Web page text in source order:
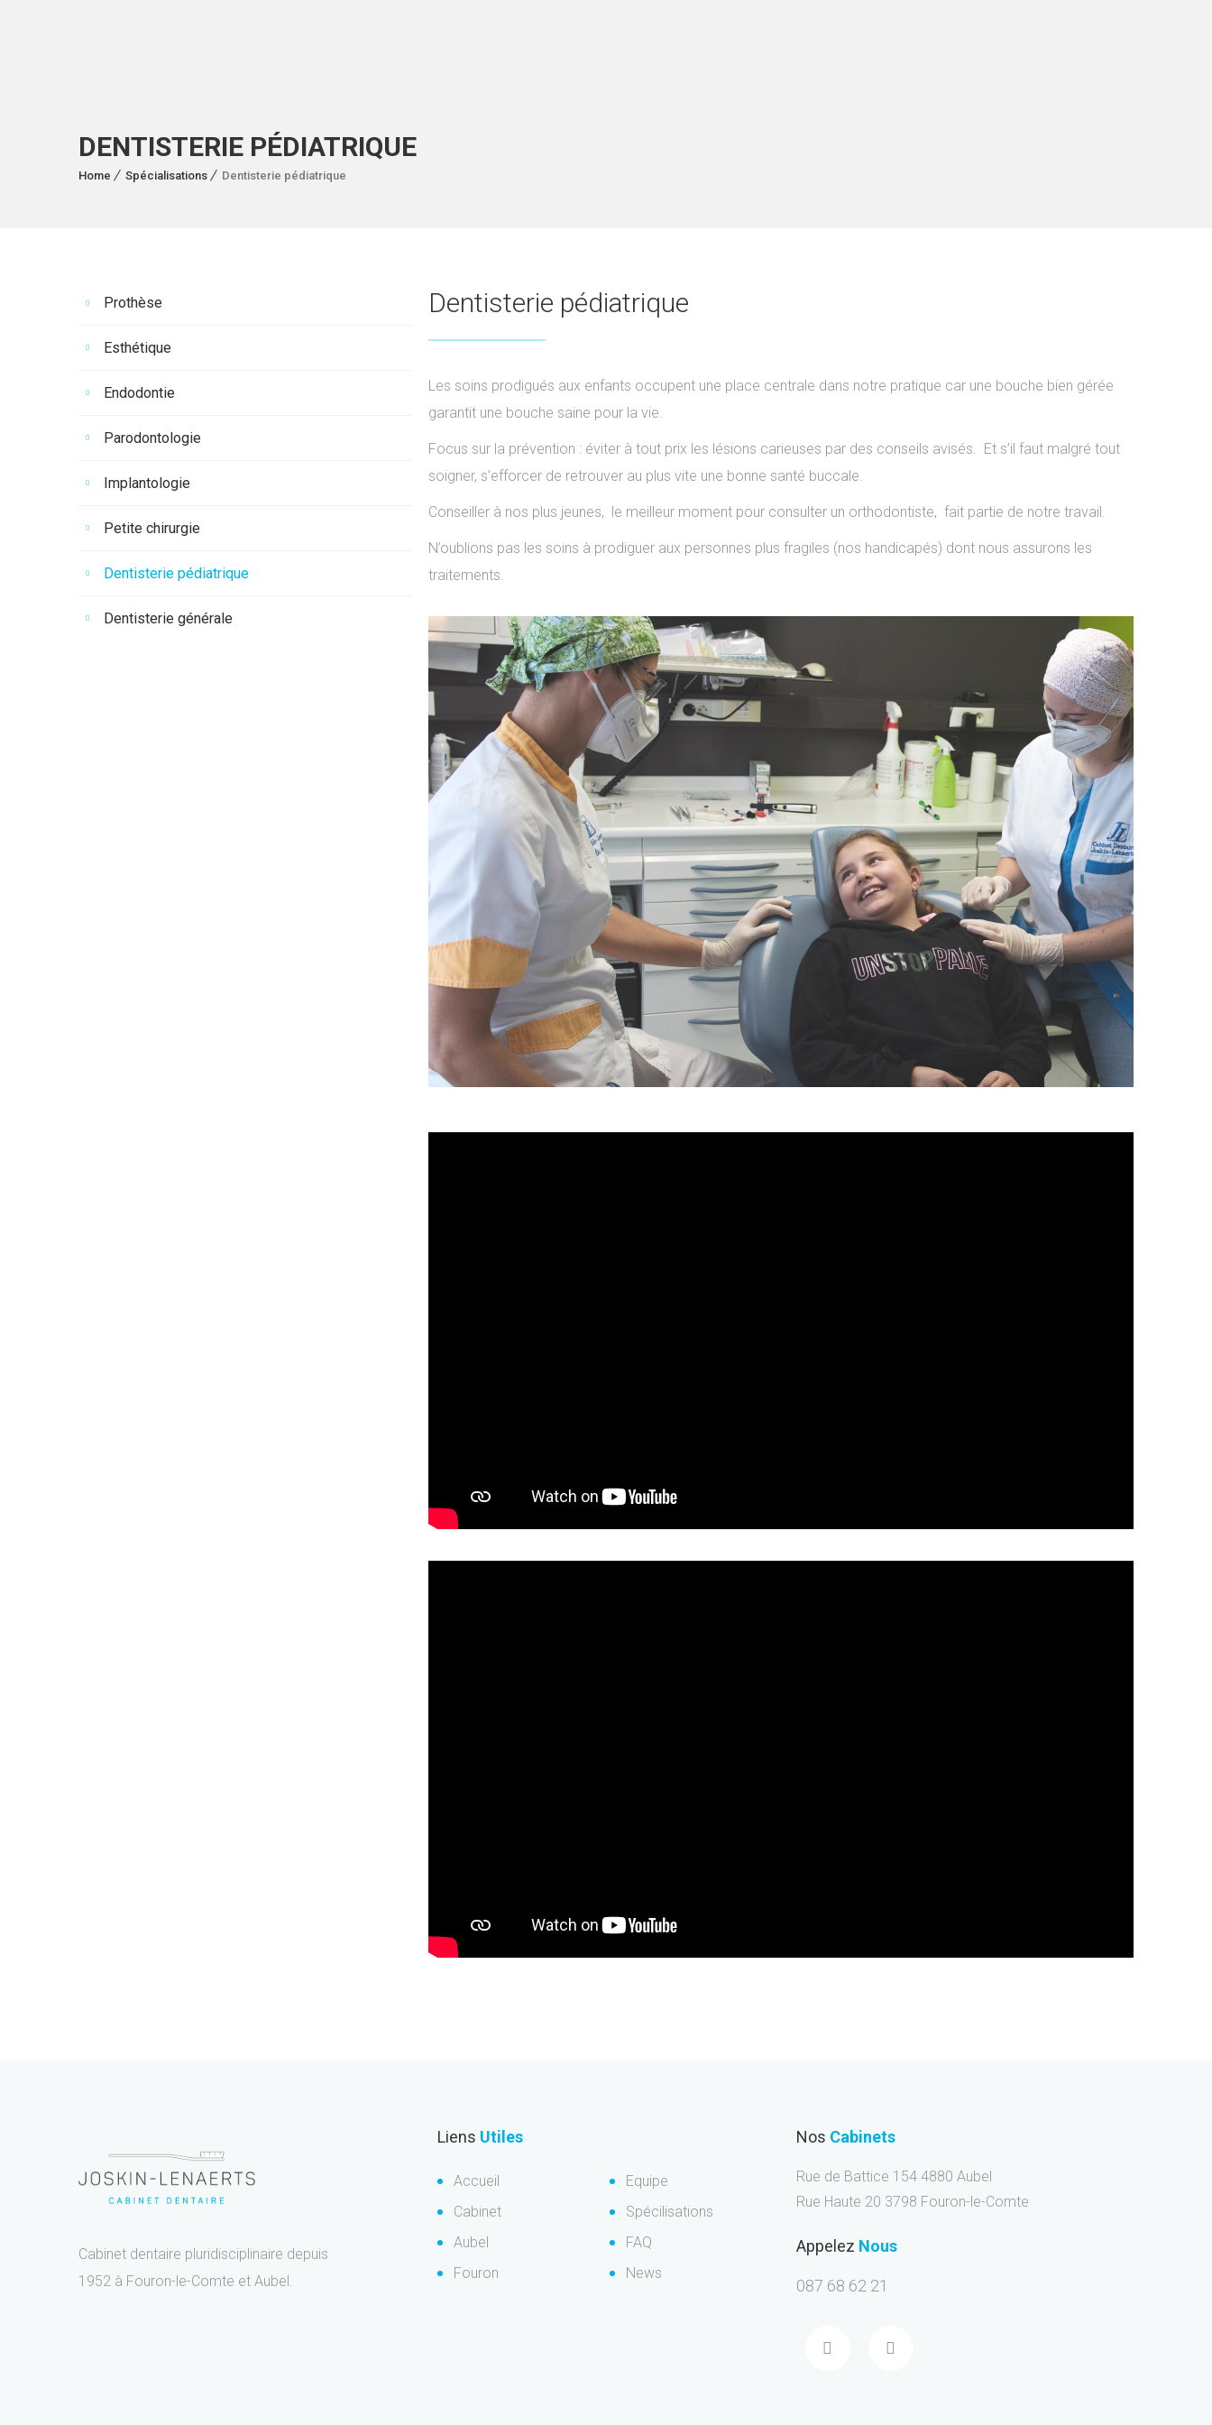
DENTISTERIE PÉDIATRIQUE
Home Spécialisations Dentisterie pédiatrique
Prothèse
Esthétique
Endodontie
Parodontologie
Implantologie
Petite chirurgie
Dentisterie pédiatrique
Dentisterie générale
Dentisterie pédiatrique
Les soins prodigués aux enfants occupent une place centrale dans notre pratique car une bouche bien gérée
garantit une bouche saine pour la vie.
Focus sur la prévention : éviter à tout prix les lésions carieuses par des conseils avisés. Et s’il faut malgré tout
soigner, s’efforcer de retrouver au plus vite une bonne santé buccale.
Conseiller à nos plus jeunes, le meilleur moment pour consulter un orthodontiste, fait partie de notre travail.
N’oublions pas les soins à prodiguer aux personnes plus fragiles (nos handicapés) dont nous assurons les
traitements.
Cabinet dentaire pluridisciplinaire depuis
1952 à Fouron-le-Comte et Aubel.
Liens Utiles
Accueil
Cabinet
Aubel
Fouron
Equipe
Spécilisations
FAQ
News
Nos Cabinets
Rue de Battice 154 4880 Aubel
Rue Haute 20 3798 Fouron-le-Comte
Appelez Nous
087 68 62 21